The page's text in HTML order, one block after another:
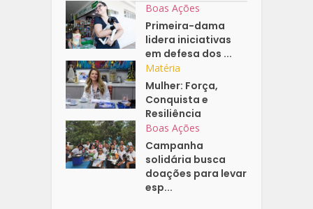
Boas Ações
Primeira-dama
lidera iniciativas
em defesa dos ...
Matéria
Mulher: Força,
Conquista e
Resiliência
Boas Ações
Campanha
solidária busca
doações para levar
esp...